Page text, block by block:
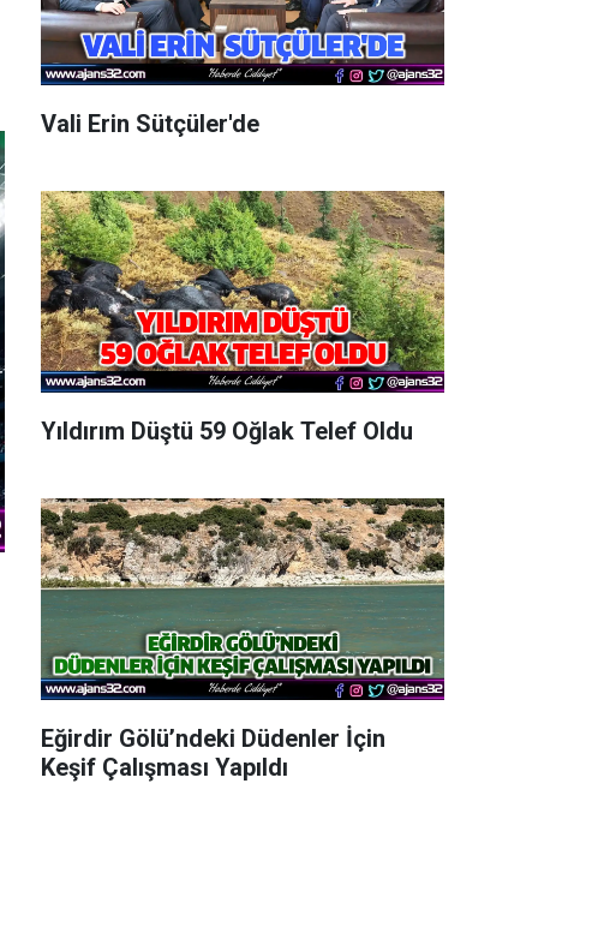
Vali Erin Sütçüler'de
Yıldırım Düştü 59 Oğlak Telef Oldu
Eğirdir Gölü’ndeki Düdenler İçin
Keşif Çalışması Yapıldı